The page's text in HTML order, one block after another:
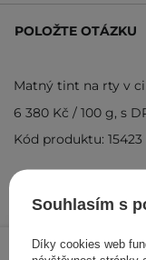
319 Kč /ks
POLOŽTE OTÁZKU
Matný tint na rty v
6 380 Kč / 100 g, s
Kód produktu: 15423
Souhlasím s
Díky cookies web